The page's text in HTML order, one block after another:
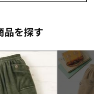
品を探す